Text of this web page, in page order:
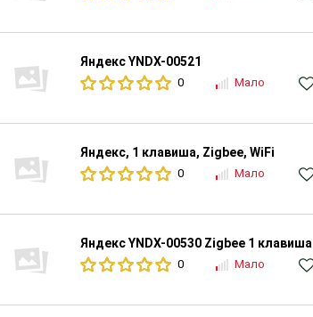
Яндекс YNDX-00521
0 Мало
Яндекс, 1 клавиша, Zigbee, WiFi
0 Мало
Яндекс YNDX-00530 Zigbee 1 клавиша
0 Мало